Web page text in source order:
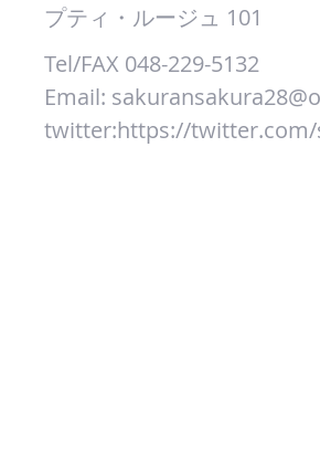
プティ ・ルージュ 101
Tel/FAX 048-229-5132
Email:
​twitter:https://